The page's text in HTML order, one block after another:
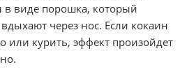
в виде порошка, который
через нос. Если кокаин
или курить, эффект произойдет